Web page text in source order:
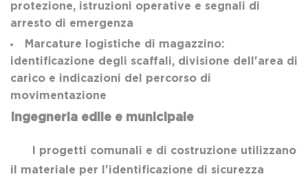
protezione, istruzioni operative e segnali di
arresto di emergenza
Marcature logistiche di magazzino:
identificazione degli scaffali, divisione dell'area di
carico e indicazioni del percorso di
movimentazione
Ingegneria edile e municipale
I progetti comunali e di costruzione utilizzano
il materiale per l'identificazione di sicurezza